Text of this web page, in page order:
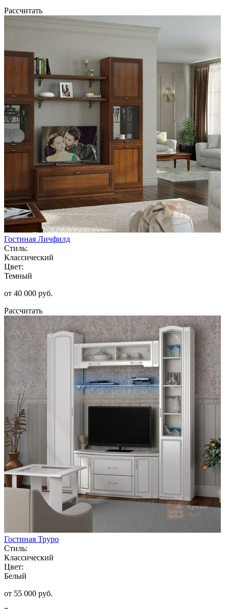
Рассчитать
Гостиная Личфилд
Стиль:
Классический
Цвет:
Темный
от 40 000 руб.
Рассчитать
Гостиная Труро
Стиль:
Классический
Цвет:
Белый
от 55 000 руб.